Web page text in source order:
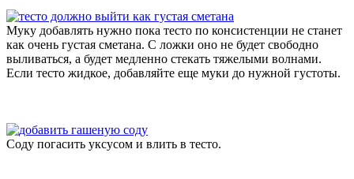
Муку добавлять нужно пока тесто по консистенции не станет
как очень густая сметана. С ложки оно не будет свободно
выливаться, а будет медленно стекать тяжелыми волнами.
Если тесто жидкое, добавляйте еще муки до нужной густоты.
Соду погасить уксусом и влить в тесто.